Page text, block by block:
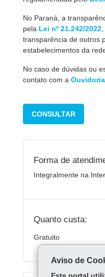
No Paraná, a
pela Lei nº 21.242/2022
transparência de outros
estabelecimentos da
No caso de dúvidas ou
contato com a
CONSULTAR
Forma de
Integralmente na
Quanto custa:
Gratuito
Aviso de